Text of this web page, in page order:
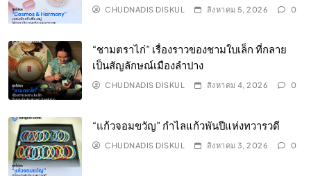
CHUDNADIS DISKUL สิงหาคม 5, 2026 0
“ชามตราไก่” เรื่องราวของชามใบเล็ก ที่กลาย
เป็นสัญลักษณ์เมืองลำปาง
CHUDNADIS DISKUL สิงหาคม 4, 2026 0
“แก้วจอมขวัญ” กำไลแก้วพันปีแห่งทวารวดี
CHUDNADIS DISKUL สิงหาคม 3, 2026 0